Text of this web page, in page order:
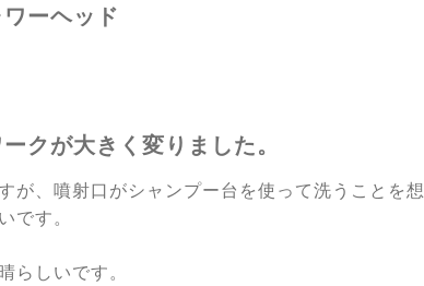
ーヘッド
クが大きく変りました。
が、噴射口がシャンプー台を使って洗うことを想
です。
らしいです。